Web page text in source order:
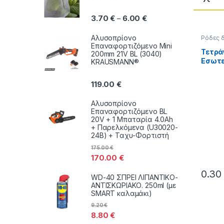
Ρόδες
τάπες
0.30
3.70€ – 6.00€Price range: 3.70 €
Αλυσοπρίονο
Επαναφορτιζόμενο Mini
200mm 21V BL (3040)
KRAUSMANN®
119.00€
Αλυσοπρίονο
Επαναφορτιζόμενο BL
20V + 1 Μπαταρία 4.0Ah
+ Παρελκόμενα (U30020-
24B) + Ταχυ-Φορτιστή
170.00€
175.00€
WD-40 ΣΠΡΕΙ ΛΙΠΑΝΤΙΚΟ-
ΑΝΤΙΣΚΩΡΙΑΚΟ. 250ml (με
SMART καλαμάκι)
8.80€
9.20€